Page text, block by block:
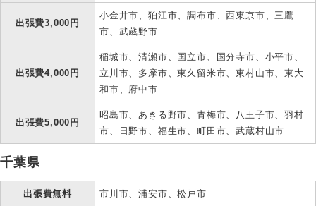
出張費3,000円
小金井市、狛江市、調布市、西東京市、三鷹
市、武蔵野市
出張費4,000円
稲城市、清瀬市、国立市、国分寺市、小平市、
立川市、多摩市、東久留米市、東村山市、東大
和市、府中市
出張費5,000円
昭島市、あきる野市、青梅市、八王子市、羽村
市、日野市、福生市、町田市、武蔵村山市
千葉県
出張費無料 市川市、浦安市、松戸市